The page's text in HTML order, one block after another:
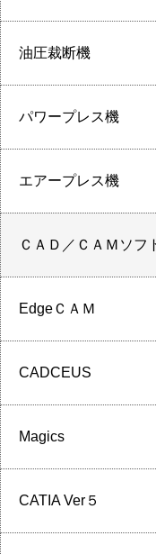
油圧裁断機
パワープレス機
エアープレス機
ＣＡＤ／ＣＡＭソフ
EdgeＣＡＭ
CADCEUS
Magics
CATIA Ver５